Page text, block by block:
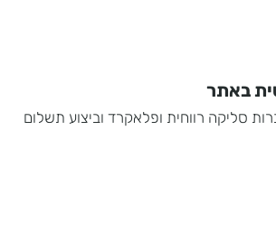
באתר
סליקה רווחית ופלאקרד וביצוע תשלום